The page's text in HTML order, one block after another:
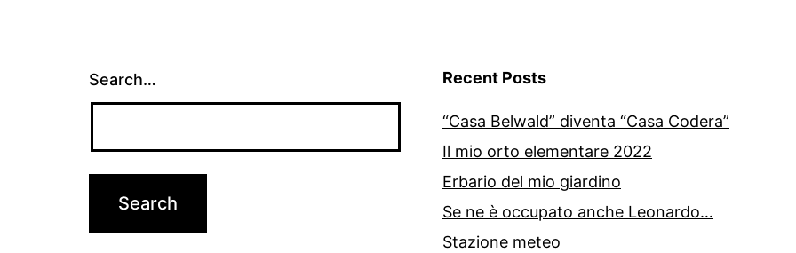
Search… Recent Posts
“Casa Belwald” diventa “Casa Codera”
Il mio orto elementare 2022
Erbario del mio giardino
Se ne è occupato anche Leonardo…
Stazione meteo